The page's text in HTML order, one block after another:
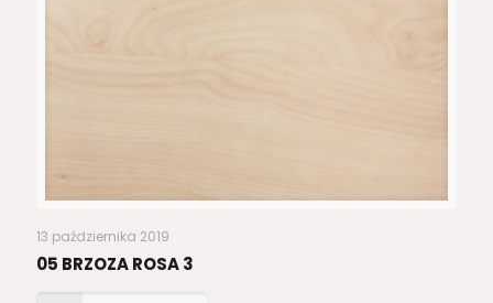
13 października 2019
05 BRZOZA ROSA 3